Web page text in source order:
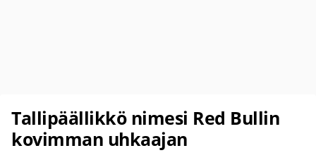
Tallipäällikkö nimesi Red Bullin
kovimman uhkaajan